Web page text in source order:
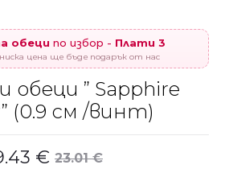
обеци по избор - Плати 3
цена ще бъде подарък от нас
обеци ” Sapphire
(0.9 см /винт)
23.01€
€